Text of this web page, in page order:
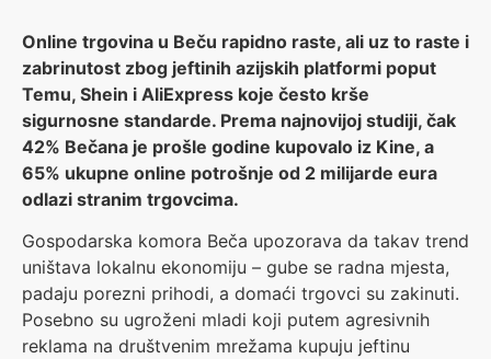
Online trgovina u Beču rapidno raste, ali uz to raste i
zabrinutost zbog jeftinih azijskih platformi poput
Temu, Shein i AliExpress koje često krše
sigurnosne standarde. Prema najnovijoj studiji, čak
42% Bečana je prošle godine kupovalo iz Kine, a
65% ukupne online potrošnje od 2 milijarde eura
odlazi stranim trgovcima.
Gospodarska komora Beča upozorava da takav trend
uništava lokalnu ekonomiju – gube se radna mjesta,
padaju porezni prihodi, a domaći trgovci su zakinuti.
Posebno su ugroženi mladi koji putem agresivnih
reklama na društvenim mrežama kupuju jeftinu